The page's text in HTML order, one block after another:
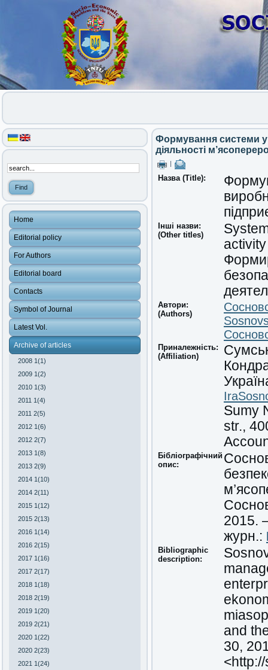
Home
Editorial policy
For Authors
Editorial board
Contacts
Symbol of Journal
Latest Vol.
Archive of articles
2008 1(1)
2009 1(2)
2010 1(3)
2011 1(4)
2011 2(5)
2012 1(6)
2012 2(7)
2013 1(8)
2013 2(9)
2014 1(10)
2014 2(11)
2015 1(12)
2015 2(13)
2016 1(14)
2016 2(15)
2017 1(16)
2017 2(17)
2018 1(18)
2018 2(19)
2019 1(20)
2019 2(21)
2020 1(22)
2020 2(23)
2021 1(24)
Формування системи
діяльності
Назва (Title):
Інші назви:
(Other titles)
Автори:
(Authors)
Приналежність:
(Affiliation)
Sumy
str.,
Бібліографічний
опис:
2015.
журн.:
Bibliographic
description:
and
30,